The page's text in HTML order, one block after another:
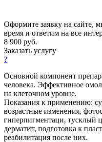
Оформите заявку на сайте,
время и ответим на все
8 900 руб.
Заказать услугу
?
Основной компонент
человека. Эффективное
на клеточном уровне.
Показания к применению:
возрастные изменения,
гиперпигментаци, тусклый
дерматит, подготовка к
реабилитация после них.